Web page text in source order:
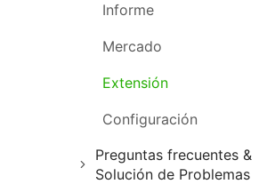
Publicación de productos
Gestión de Compras
Gestión de pedidos
Gestión de Inventario
Gestión de Marketing
Informe
Mercado
Extensión
Configuración
Preguntas frecuentes &
Solución de Problemas